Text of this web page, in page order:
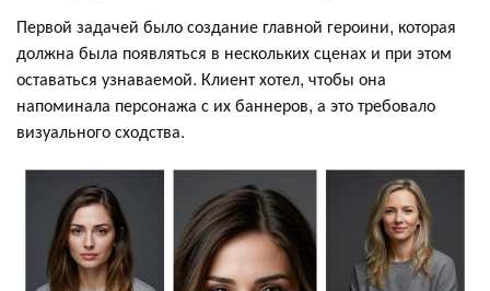
Первой задачей было создание главной героини, которая
должна была появляться в нескольких сценах и при этом
оставаться узнаваемой. Клиент хотел, чтобы она
напоминала персонажа с их баннеров, а это требовало
визуального сходства.